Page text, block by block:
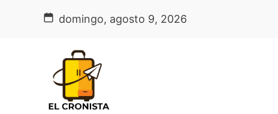
domingo, agosto 9, 2026